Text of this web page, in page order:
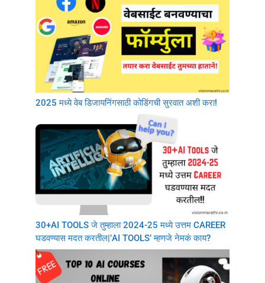
2025 मध्ये वेब डिजायनिंगसाठी कोडिंगची सुरवात अशी करा!
30+AI TOOLS जे तुम्हाला 2024-25 मध्ये उत्तम CAREER
घडवण्यास मदत करतील|’AI TOOLS’ म्हणजे नेमकं काय?